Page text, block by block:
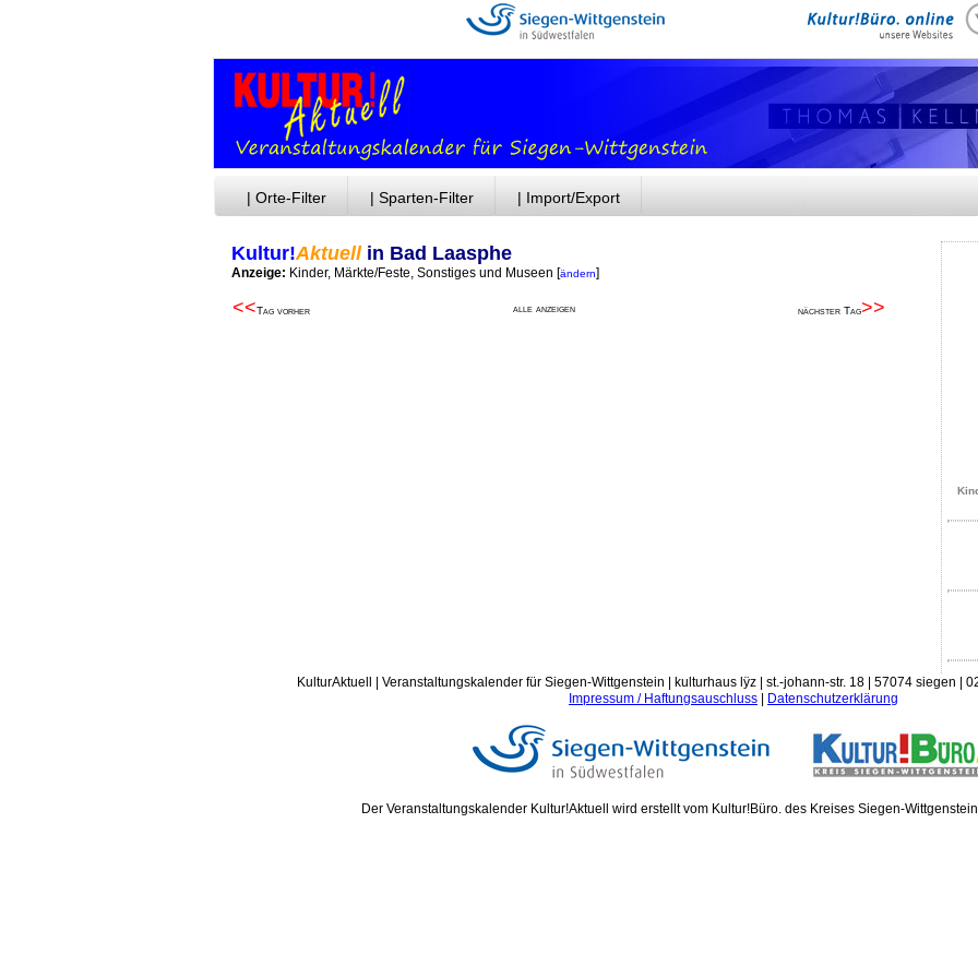
Atelier-Schatzsuche
| Orte-Filter | Sparten-Filter | Import/Export
Kultur!Aktuellin Bad Laasphe
Anzeige: Kinder, Märkte/Feste, Sonstiges und Museen [ändern]
<<Tag vorher alle anzeigen nächster Tag>>
KulturAktuell | Veranstaltungskalender für Siegen-Wittgenstein | kulturhaus lÿz | st.-johann-str. 18 | 57074 siegen |
Impressum / Haftungsauschluss
Datenschutzerklärung
Der Veranstaltungskalender Kultur!Aktuell wird erstellt vom Kultur!Büro. des Kreises Siegen-